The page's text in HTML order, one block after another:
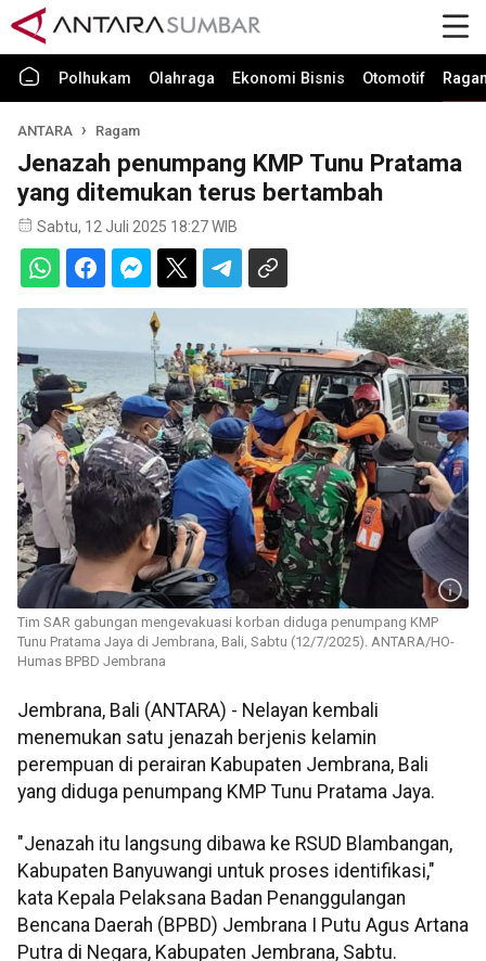
Polhukam Olahraga Ekonomi Bisnis Otomotif
ANTARA Ragam
Jenazah penumpang KMP Tunu Pratama
yang ditemukan terus bertambah
Sabtu, 12 Juli 2025 18:27 WIB
Tim SAR gabungan mengevakuasi korban diduga penumpang KMP
Tunu Pratama Jaya di Jembrana, Bali, Sabtu (12/7/2025). ANTARA/HO-
Humas BPBD Jembrana
Jembrana, Bali (ANTARA) - Nelayan kembali
menemukan satu jenazah berjenis kelamin
perempuan di perairan Kabupaten Jembrana, Bali
yang diduga penumpang KMP Tunu Pratama Jaya.
"Jenazah itu langsung dibawa ke RSUD Blambangan,
Kabupaten Banyuwangi untuk proses identifikasi,"
kata Kepala Pelaksana Badan Penanggulangan
Bencana Daerah (BPBD) Jembrana I Putu Agus Artana
Putra di Negara, Kabupaten Jembrana, Sabtu.